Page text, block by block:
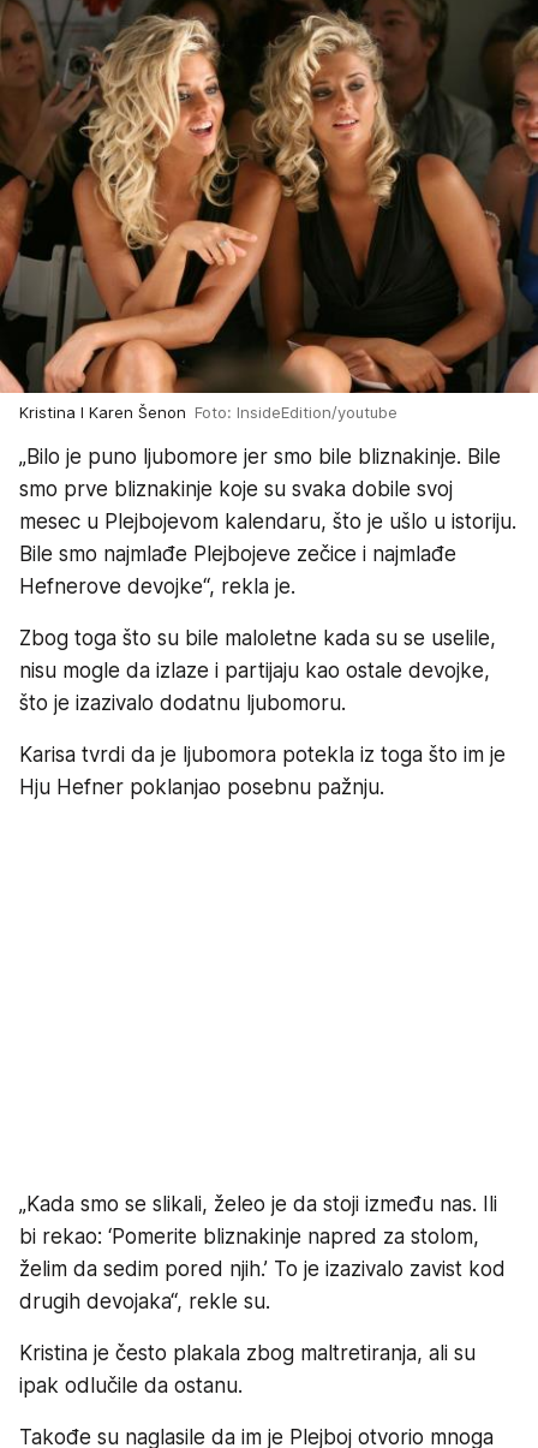
Kristina I Karen Šenon Foto: InsideEdition/youtube
„Bilo je puno ljubomore jer smo bile bliznakinje. Bile
smo prve bliznakinje koje su svaka dobile svoj
mesec u Plejbojevom kalendaru, što je ušlo u istoriju.
Bile smo najmlađe Plejbojeve zečice i najmlađe
Hefnerove devojke“, rekla je.
Zbog toga što su bile maloletne kada su se uselile,
nisu mogle da izlaze i partijaju kao ostale devojke,
što je izazivalo dodatnu ljubomoru.
Karisa tvrdi da je ljubomora potekla iz toga što im je
Hju Hefner poklanjao posebnu pažnju.
„Kada smo se slikali, želeo je da stoji između nas. Ili
bi rekao: ‘Pomerite bliznakinje napred za stolom,
želim da sedim pored njih.’ To je izazivalo zavist kod
drugih devojaka“, rekle su.
Kristina je često plakala zbog maltretiranja, ali su
ipak odlučile da ostanu.
Takođe su naglasile da im je Plejboj otvorio mnoga